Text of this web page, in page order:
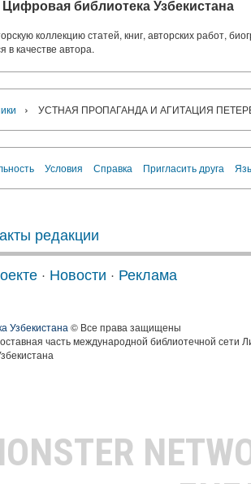
Цифровая библиотека Узбекистана
коллекцию статей, книг, авторских работ,
в качестве автора.
› УСТНАЯ ПРОПАГАНДА И АГИТАЦИЯ
Условия Справка Пригласить друга
редакции
· Новости · Реклама
Узбекистана © Все права защищены
часть международной библиотечной сети